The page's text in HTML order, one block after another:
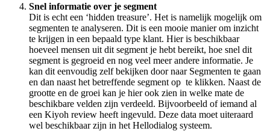
Snel informatie over je segment
Dit is echt een ‘hidden treasure’. Het is namelijk mogelijk om
segmenten te analyseren. Dit is een mooie manier om inzicht
te krijgen in een bepaald type klant. Hier is beschikbaar
hoeveel mensen uit dit segment je hebt bereikt, hoe snel dit
segment is gegroeid en nog veel meer andere informatie. Je
kan dit eenvoudig zelf bekijken door naar Segmenten te gaan
en dan naast het betreffende segment op te klikken. Naast de
grootte en de groei kan je hier ook zien in welke mate de
beschikbare velden zijn verdeeld. Bijvoorbeeld of iemand al
een Kiyoh review heeft ingevuld. Deze data moet uiteraard
wel beschikbaar zijn in het Hellodialog systeem.